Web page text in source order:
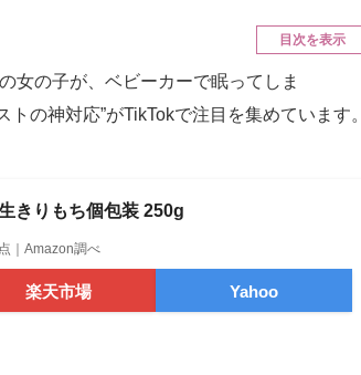
目次を表示
女の子が、ベビーカーで眠ってしま
の神対応”がTikTokで注目を集めています。
きりもち個包装 250g
｜Amazon調べ
楽天市場 Yahoo